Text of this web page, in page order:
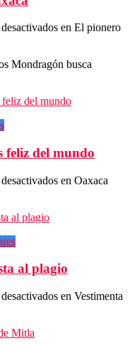
en El pionero
Mondragón busca
feliz del mundo
en Oaxaca
al plagio
en Vestimenta